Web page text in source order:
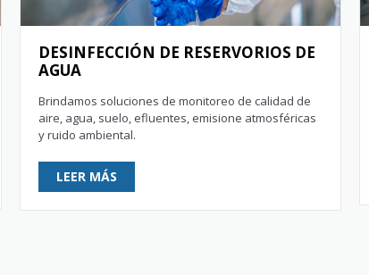
DESINFECCIÓN DE RESERVORIOS DE
AGUA
Brindamos soluciones de monitoreo de calidad de
aire, agua, suelo, efluentes, emisione atmosféricas
y ruido ambiental.
LEER MÁS